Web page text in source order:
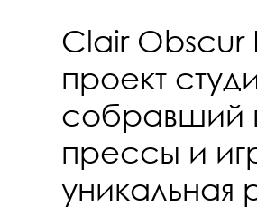
Clair Obscur
проект
собравший
прессы и
уникальная